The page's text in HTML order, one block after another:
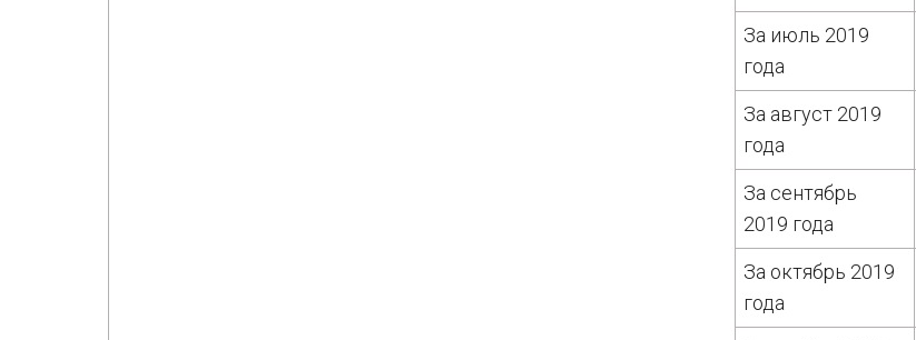
За июль 2019
года
За август 2019
года
За сентябрь
2019 года
За октябрь 2019
года